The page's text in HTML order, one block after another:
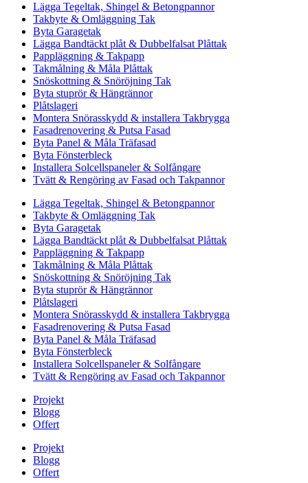
Lägga Tegeltak, Shingel & Betongpannor
Takbyte & Omläggning Tak
Byta Garagetak
Lägga Bandtäckt plåt & Dubbelfalsat Plåttak
Pappläggning & Takpapp
Takmålning & Måla Plåttak
Snöskottning & Snöröjning Tak
Byta stuprör & Hängrännor
Plåtslageri
Montera Snörasskydd & installera Takbrygga
Fasadrenovering & Putsa Fasad
Byta Panel & Måla Träfasad
Byta Fönsterbleck
Installera Solcellspaneler & Solfångare
Tvätt & Rengöring av Fasad och Takpannor
Lägga Tegeltak, Shingel & Betongpannor
Takbyte & Omläggning Tak
Byta Garagetak
Lägga Bandtäckt plåt & Dubbelfalsat Plåttak
Pappläggning & Takpapp
Takmålning & Måla Plåttak
Snöskottning & Snöröjning Tak
Byta stuprör & Hängrännor
Plåtslageri
Montera Snörasskydd & installera Takbrygga
Fasadrenovering & Putsa Fasad
Byta Panel & Måla Träfasad
Byta Fönsterbleck
Installera Solcellspaneler & Solfångare
Tvätt & Rengöring av Fasad och Takpannor
Projekt
Blogg
Offert
Projekt
Blogg
Offert